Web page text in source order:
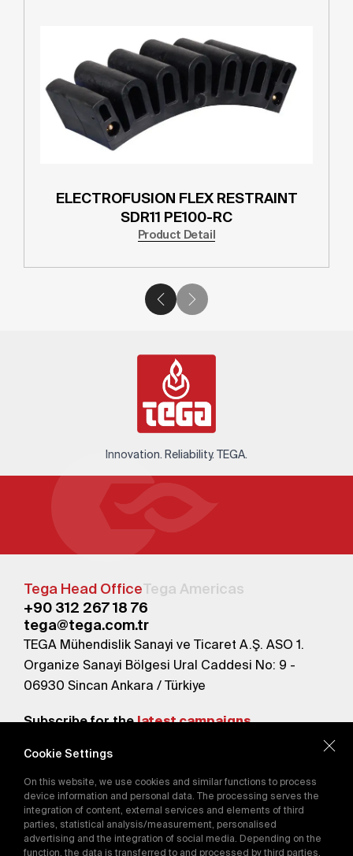
ELECTROFUSION FLEX RESTRAINT
SDR11 PE100-RC
Product Detail
Innovation. Reliability. TEGA.
Tega Head OfficeTega Americas
+90 312 267 18 76
tega@tega.com.tr
TEGA Mühendislik Sanayi ve Ticaret A.Ş. ASO 1.
Organize Sanayi Bölgesi Ural Caddesi No: 9 -
06930 Sincan Ankara / Türkiye
Subscribe for thelatest campaigns.
By subscribing, you agree to our
Privacy Policy
Cookie Settings
On this website, we use cookies and similar functions to process
device information and personal data. The processing serves the
integration of content, external services and elements of third
parties, statistical analysis/measurement, personalised
advertising and the integration of social media. Depending on the
function, the data is transferred to and processed by third parties.